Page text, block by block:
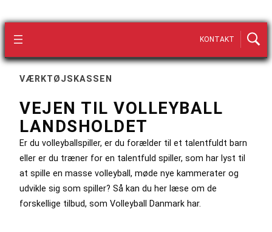
KONTAKT
VÆRKTØJSKASSEN
VEJEN TIL VOLLEYBALL
LANDSHOLDET
Er du volleyballspiller, er du forælder til et talentfuldt barn
eller er du træner for en talentfuld spiller, som har lyst til
at spille en masse volleyball, møde nye kammerater og
udvikle sig som spiller? Så kan du her læse om de
forskellige tilbud, som Volleyball Danmark har.